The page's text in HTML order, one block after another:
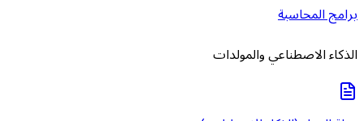
برامج المحاسبة
الذكاء الاصطناعي والمولدات